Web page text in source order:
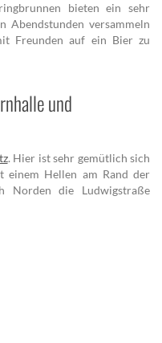
bieten ein sehr
Abendstunden versammeln
Freunden auf ein Bier zu
und
. Hier ist sehr gemütlich sich
einem Hellen am Rand der
Norden die Ludwigstraße